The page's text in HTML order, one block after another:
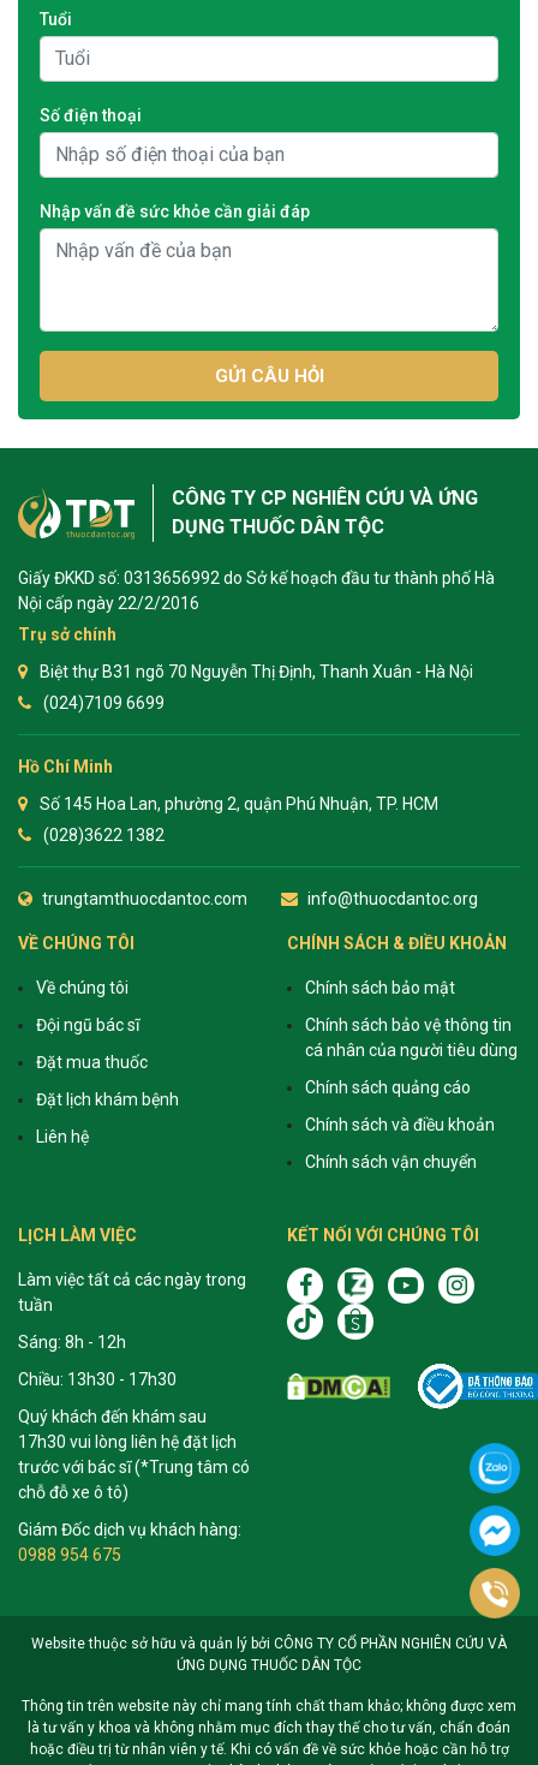
Tuổi
Số điện thoại
Nhập vấn đề sức khỏe cần giải đáp
GỬI CÂU HỎI
CÔNG TY CP NGHIÊN CỨU VÀ ỨNG
DỤNG THUỐC DÂN TỘC
Giấy ĐKKD số: 0313656992 do Sở kế hoạch đầu tư thành phố Hà
Nội cấp ngày 22/2/2016
Trụ sở chính
Biệt thự B31 ngõ 70 Nguyễn Thị Định, Thanh Xuân - Hà Nội
(024)7109 6699
Hồ Chí Minh
Số 145 Hoa Lan, phường 2, quận Phú Nhuận, TP. HCM
(028)3622 1382
trungtamthuocdantoc.com info@thuocdantoc.org
VỀ CHÚNG TÔI
Về chúng tôi
Đội ngũ bác sĩ
Đặt mua thuốc
Đặt lịch khám bệnh
Liên hệ
CHÍNH SÁCH & ĐIỀU KHOẢN
Chính sách bảo mật
Chính sách bảo vệ thông tin
cá nhân của người tiêu dùng
Chính sách quảng cáo
Chính sách và điều khoản
Chính sách vận chuyển
LỊCH LÀM VIỆC
Làm việc tất cả các ngày trong
tuần
Sáng: 8h - 12h
Chiều: 13h30 - 17h30
Quý khách đến khám sau
17h30 vui lòng liên hệ đặt lịch
trước với bác sĩ (*Trung tâm có
chỗ đỗ xe ô tô)
Giám Đốc dịch vụ khách hàng:
0988 954 675
KẾT NỐI VỚI CHÚNG TÔI
Website thuộc sở hữu và quản lý bởi CÔNG TY CỔ PHẦN NGHIÊN CỨU VÀ
ỨNG DỤNG THUỐC DÂN TỘC
Thông tin trên website này chỉ mang tính chất tham khảo; không được xem
là tư vấn y khoa và không nhằm mục đích thay thế cho tư vấn, chẩn đoán
hoặc điều trị từ nhân viên y tế. Khi có vấn đề về sức khỏe hoặc cần hỗ trợ